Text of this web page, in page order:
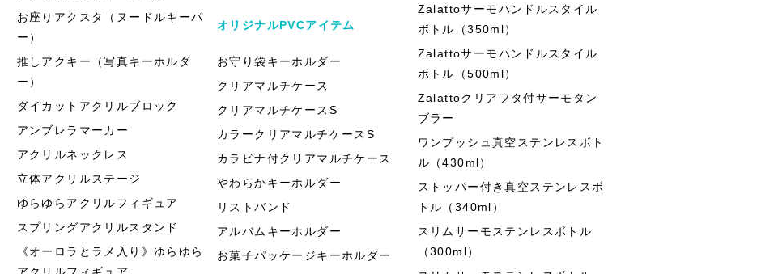
お座りアクスタ（ヌードルキーパ
ー）
推しアクキー（写真キーホルダ
ー）
ダイカットアクリルブロック
アンブレラマーカー
アクリルネックレス
立体アクリルステージ
ゆらゆらアクリルフィギュア
スプリングアクリルスタンド
《オーロラとラメ入り》ゆらゆら
アクリルフィギュア
オリジナルPVCアイテム
お守り袋キーホルダー
クリアマルチケース
クリアマルチケースS
カラークリアマルチケースS
カラビナ付クリアマルチケース
やわらかキーホルダー
リストバンド
アルバムキーホルダー
お菓子パッケージキーホルダー
Zalattoサーモハンドルスタイル
ボトル（350ml）
Zalattoサーモハンドルスタイル
ボトル（500ml）
Zalattoクリアフタ付サーモタン
ブラー
ワンプッシュ真空ステンレスボト
ル（430ml）
ストッパー付き真空ステンレスボ
トル（340ml）
スリムサーモステンレスボトル
（300ml）